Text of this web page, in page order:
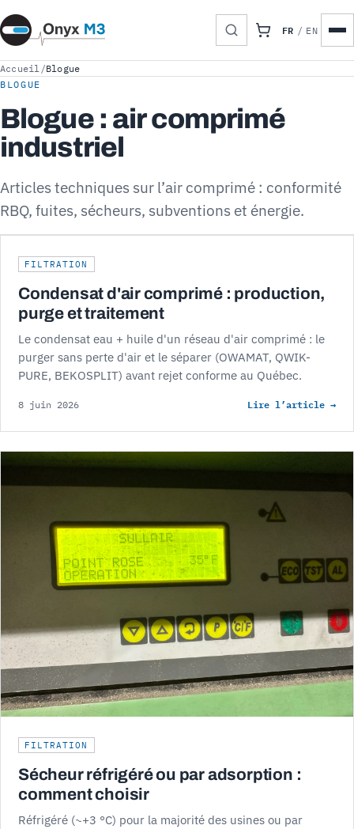
FR / EN
Accueil /Blogue
BLOGUE
Blogue : air comprimé
industriel
Articles techniques sur l’air comprimé : conformité
RBQ, fuites, sécheurs, subventions et énergie.
FILTRATION
Condensat d'air comprimé : production,
purge et traitement
Le condensat eau + huile d'un réseau d'air comprimé : le
purger sans perte d'air et le séparer (OWAMAT, QWIK-
PURE, BEKOSPLIT) avant rejet conforme au Québec.
8 juin 2026 Lire l’article →
FILTRATION
Sécheur réfrigéré ou par adsorption :
comment choisir
Réfrigéré (~+3 °C) pour la majorité des usines ou par